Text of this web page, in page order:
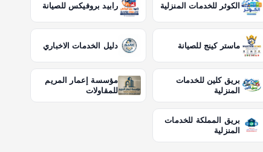
الكوثر للخدمات المنزلية رابيد بروفيكس للصيانة
ماستر كينج للصيانة دليل الخدمات الاخباري
بريق كلين للخدمات
المنزلية
مؤسسة إعمار المريم
للمقاولات
بريق المملكة للخدمات
المنزلية